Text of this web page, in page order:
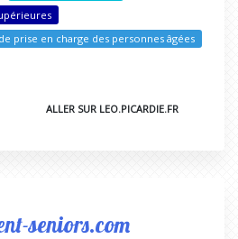
prise en charge des personnes âgées
ALLER SUR LEO.PICARDIE.FR
seniors.com